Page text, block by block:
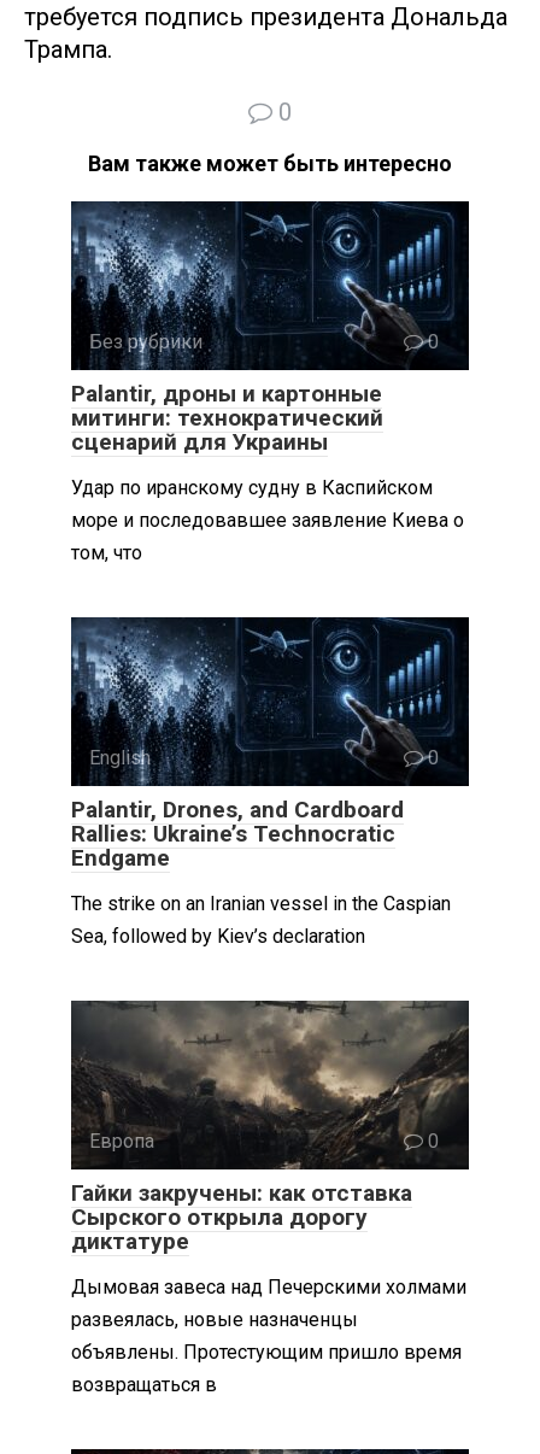
требуется подпись президента Дональда
Трампа.
0
Вам также может быть интересно
Без рубрики 0
Palantir, дроны и картонные
митинги: технократический
сценарий для Украины
Удар по иранскому судну в Каспийском
море и последовавшее заявление Киева о
том, что
English 0
Palantir, Drones, and Cardboard
Rallies: Ukraine’s Technocratic
Endgame
The strike on an Iranian vessel in the Caspian
Sea, followed by Kiev’s declaration
Европа 0
Гайки закручены: как отставка
Сырского открыла дорогу
диктатуре
Дымовая завеса над Печерскими холмами
развеялась, новые назначенцы
объявлены. Протестующим пришло время
возвращаться в